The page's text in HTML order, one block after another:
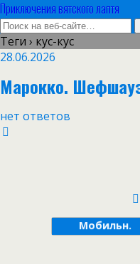
Приключения вятского лаптя
Теги › кус-кус
28.06.2026
Марокко.
нет ответов
Мобильн.